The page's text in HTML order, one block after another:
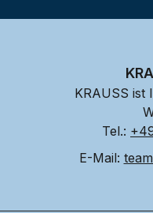
KRAUSS ist
Tel.:
E-Mail: